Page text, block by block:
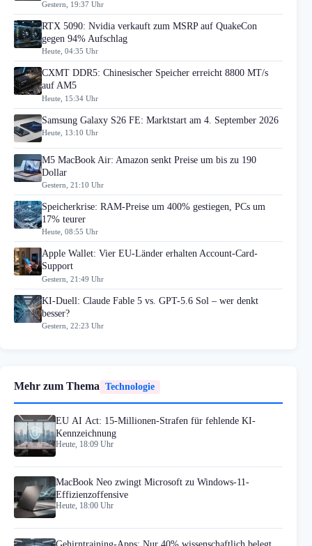
Gestern, 19:37 Uhr
RTX 5090: Nvidia verkauft zum MSRP auf QuakeCon
gegen 94% Aufschlag
Heute, 04:35 Uhr
CXMT DDR5: Chinesischer Speicher erreicht 8800 MT/s
auf AM5
Heute, 15:34 Uhr
Samsung Galaxy S26 FE: Marktstart am 4. September 2026
Heute, 13:10 Uhr
M5 MacBook Air: Amazon senkt Preise um bis zu 190
Dollar
Gestern, 21:10 Uhr
Speicherkrise: RAM-Preise um 400% gestiegen, PCs um
17% teurer
Heute, 08:55 Uhr
Apple Wallet: Vier EU-Länder erhalten Account-Card-
Support
Gestern, 21:49 Uhr
KI-Duell: Claude Fable 5 vs. GPT-5.6 Sol – wer denkt
besser?
Gestern, 22:23 Uhr
Mehr zum Thema Technologie
EU AI Act: 15-Millionen-Strafen für fehlende KI-
Kennzeichnung
Heute, 18:09 Uhr
MacBook Neo zwingt Microsoft zu Windows-11-
Effizienzoffensive
Heute, 18:00 Uhr